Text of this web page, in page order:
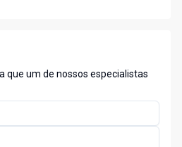
que um de nossos especialistas